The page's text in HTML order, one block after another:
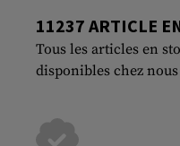
11237 ARTICLE
Tous les articles en
disponibles chez